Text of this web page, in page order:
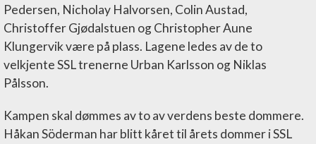
Pedersen, Nicholay Halvorsen, Colin Austad,
Christoffer Gjødalstuen og Christopher Aune
Klungervik være på plass. Lagene ledes av de to
velkjente SSL trenerne Urban Karlsson og Niklas
Pålsson.
Kampen skal dømmes av to av verdens beste dommere.
Håkan Söderman har blitt kåret til årets dommer i SSL